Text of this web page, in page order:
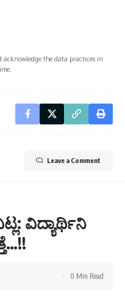
acknowledge the data practices in
Leave a Comment
ವಿದ್ಯಾರ್ಥಿನಿ
0 Min Read